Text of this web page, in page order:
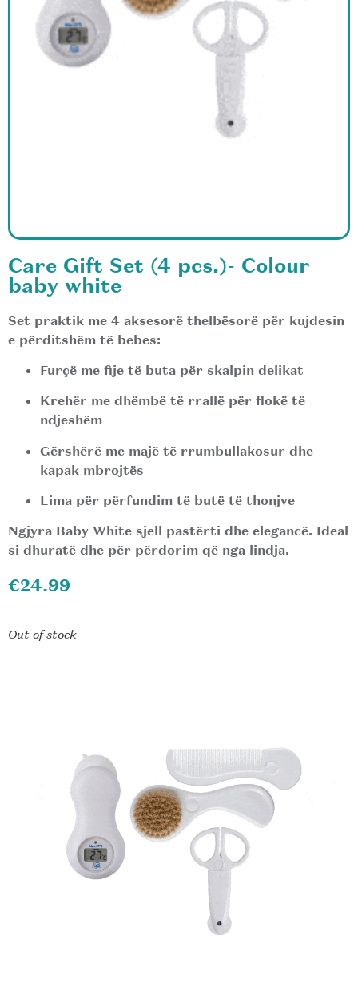
Care Gift Set (4 pcs.)- Colour
baby white
Set praktik me 4 aksesorë thelbësorë për kujdesin
e përditshëm të bebes:
Furçë me fije të buta për skalpin delikat
Krehër me dhëmbë të rrallë për flokë të
ndjeshëm
Gërshërë me majë të rrumbullakosur dhe
kapak mbrojtës
Lima për përfundim të butë të thonjve
Ngjyra Baby White sjell pastërti dhe elegancë. Ideal
si dhuratë dhe për përdorim që nga lindja.
€24.99
Out of stock